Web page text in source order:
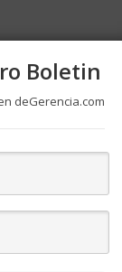
Boletin
deGerencia.com